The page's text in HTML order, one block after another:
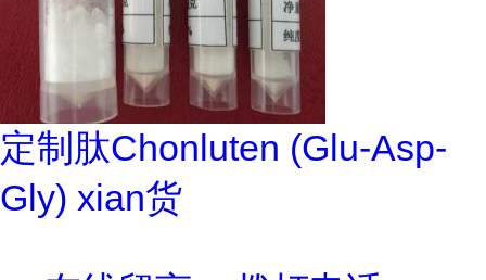
定制肽Chonluten (Glu-Asp-
Gly) xian货